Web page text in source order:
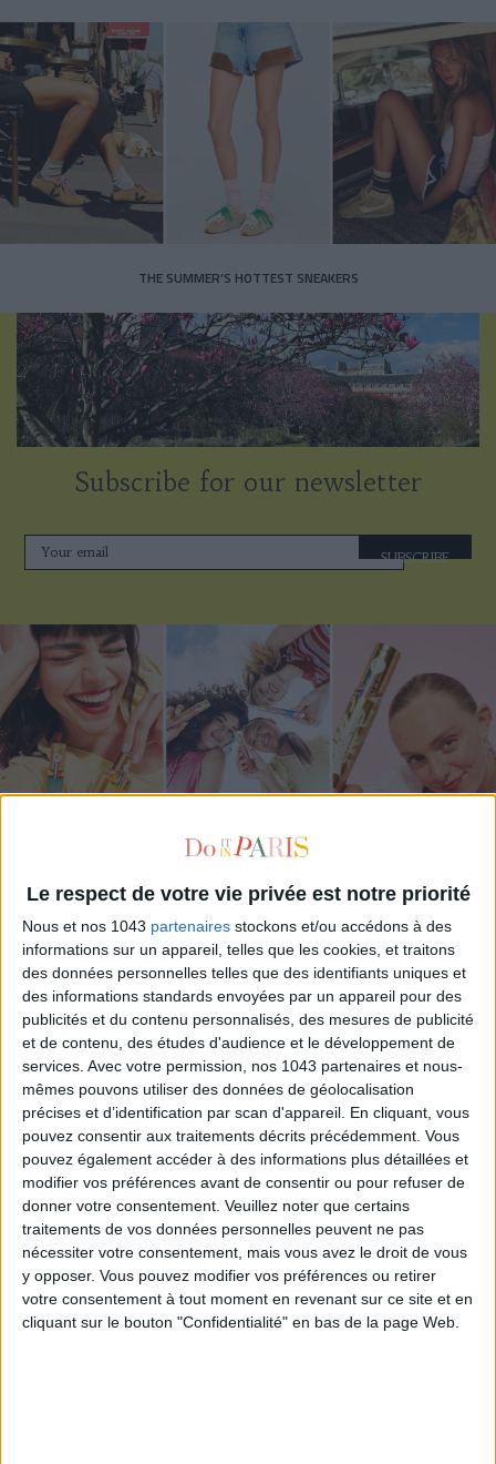
Le respect de votre vie privée est notre priorité
Nous et nos 1043 partenaires stockons et/ou accédons à des
informations sur un appareil, telles que les cookies, et traitons
des données personnelles telles que des identifiants uniques et
des informations standards envoyées par un appareil pour des
publicités et du contenu personnalisés, des mesures de publicité
et de contenu, des études d'audience et le développement de
services. Avec votre permission, nos 1043 partenaires et nous-
mêmes pouvons utiliser des données de géolocalisation
précises et d’identification par scan d'appareil. En cliquant, vous
pouvez consentir aux traitements décrits précédemment. Vous
pouvez également accéder à des informations plus détaillées et
modifier vos préférences avant de consentir ou pour refuser de
donner votre consentement. Veuillez noter que certains
traitements de vos données personnelles peuvent ne pas
nécessiter votre consentement, mais vous avez le droit de vous
y opposer. Vous pouvez modifier vos préférences ou retirer
votre consentement à tout moment en revenant sur ce site et en
cliquant sur le bouton "Confidentialité" en bas de la page Web.
THE SUMMER’S HOTTEST SNEAKERS
Subscribe for our newsletter
SUBSCRIBE
FRAGRANCES
15 IDEAS FOR ENJOYING AUGUST IN PARIS